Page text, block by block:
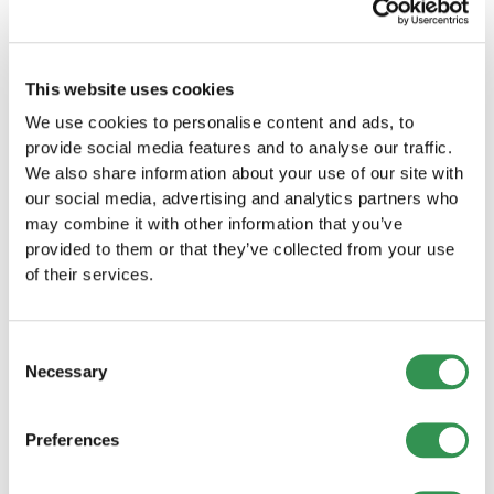
This website uses cookies
We use cookies to personalise content and ads, to
provide social media features and to analyse our traffic.
We also share information about your use of our site with
our social media, advertising and analytics partners who
may combine it with other information that you’ve
provided to them or that they’ve collected from your use
of their services.
Selection
Necessary
Preferences
Schaffhausen?
Einzelfirma im Kanton Schaffhausen
gründen
Gründen Sie Ihre Einzelfirma im Kanton
Schaffhausen und starten Sie Ihr eigenes
Unternehmen in dieser wundervollen Region.
Einzelfirma gründen
Schaffhausen
Schaffhausen und profitieren Sie von den
AG gründen im Kanton Schaffhausen